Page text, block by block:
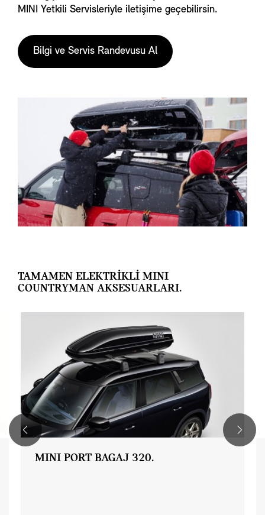
MINI Yetkili Servisleriyle iletişime geçebilirsin.
Bilgi ve Servis Randevusu Al
TAMAMEN ELEKTRİKLİ MINI
COUNTRYMAN AKSESUARLARI.
MINI PORT BAGAJ 320.